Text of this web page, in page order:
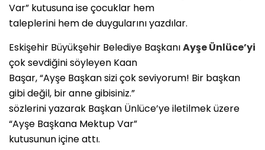
Var” kutusuna ise çocuklar hem
taleplerini hem de duygularını yazdılar.
Eskişehir Büyükşehir Belediye BaşkanıAyşe Ünlüce’yi
çok sevdiğini söyleyen Kaan
Başar, “Ayşe Başkan sizi çok seviyorum! Bir başkan
gibi değil, bir anne gibisiniz.”
sözlerini yazarak Başkan Ünlüce’ye iletilmek üzere
“Ayşe Başkana Mektup Var”
kutusunun içine attı.